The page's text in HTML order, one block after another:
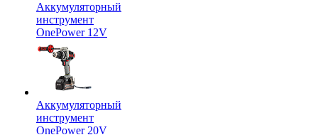
Аккумуляторный
инструмент
OnePower 12V
Аккумуляторный
инструмент
OnePower 20V